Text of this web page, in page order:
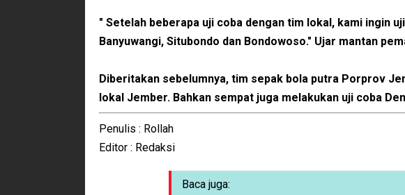
" Setelah beberapa uji coba dengan tim lokal, kami ingin
Banyuwangi, Situbondo dan Bondowoso." Ujar mantan
Diberitakan sebelumnya, tim sepak bola putra Porprov
lokal Jember. Bahkan sempat juga melakukan uji coba
Penulis : Rollah
Editor : Redaksi
Baca juga: